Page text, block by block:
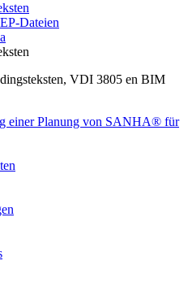
Dateien
VDI 3805 en BIM